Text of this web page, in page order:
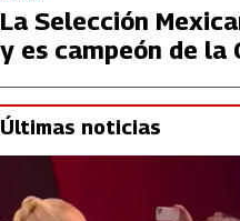
La Selección
y es campeón de la
Últimas noticias